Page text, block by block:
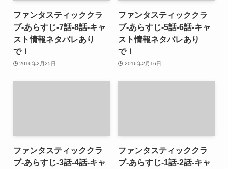
ファンタスティッククラ
ブ-あらすじ-7話-8話-キャ
スト情報ネタバレあり
で！
2016年2月25日
ファンタスティッククラ
ブ-あらすじ-5話-6話-キャ
スト情報ネタバレあり
で！
2016年2月16日
ファンタスティッククラ
ブ-あらすじ-3話-4話-キャ
ファンタスティッククラ
ブ-あらすじ-1話-2話-キャ